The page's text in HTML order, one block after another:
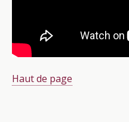
Haut de page